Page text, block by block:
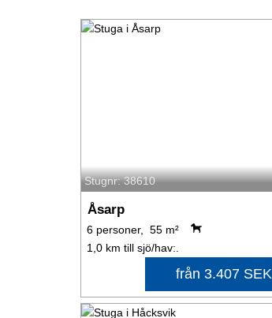
Stugnr: 38610
Åsarp
6 personer, 55 m²
1,0 km till sjö/hav:.
från 3.407 SEK